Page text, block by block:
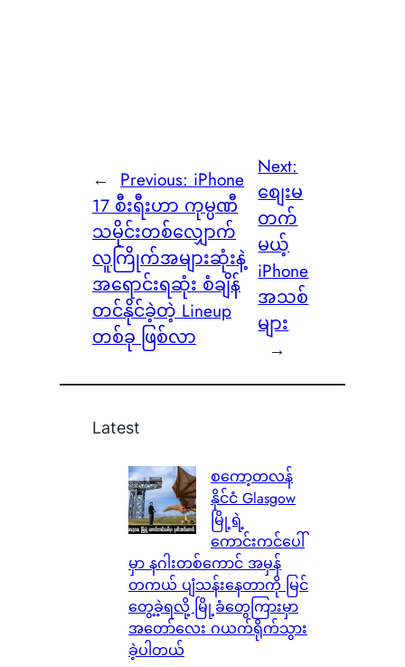
← Previous: iPhone
17 စီးရီးဟာ ကုမ္ပဏီ
သမိုင်းတစ်လျှောက်
လူကြိုက်အများဆုံးနဲ့
အရောင်းရဆုံး စံချိန်
တင်နိုင်ခဲ့တဲ့ Lineup
တစ်ခု ဖြစ်လာ
Next:
စျေးမ
တက်
မယ့်
iPhone
အသစ်
များ
→
Latest
စကော့တလန်
နိုင်ငံ Glasgow
မြို့ရဲ့
ကောင်းကင်ပေါ်
မှာ နဂါးတစ်ကောင် အမှန်
တကယ် ပျံသန်းနေတာကို မြင်
တွေ့ခဲ့ရလို့ မြို့ခံတွေကြားမှာ
အတော်လေး ဂယက်ရိုက်သွား
ခဲ့ပါတယ်